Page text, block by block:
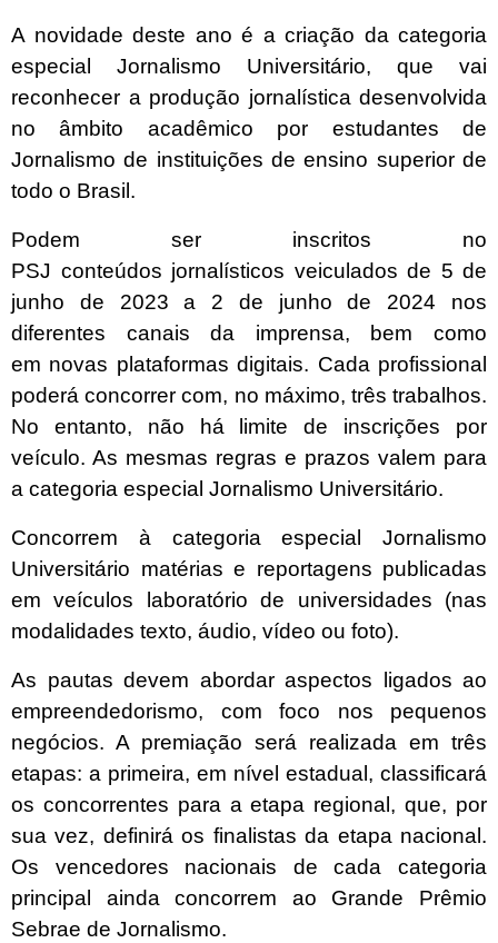
A novidade deste ano é a criação da categoria
especial Jornalismo Universitário, que vai
reconhecer a produção jornalística desenvolvida
no âmbito acadêmico por estudantes de
Jornalismo de instituições de ensino superior de
todo o Brasil.
Podem ser inscritos no
PSJ conteúdos jornalísticos veiculados de 5 de
junho de 2023 a 2 de junho de 2024 nos
diferentes canais da imprensa, bem como
em novas plataformas digitais. Cada profissional
poderá concorrer com, no máximo, três trabalhos.
No entanto, não há limite de inscrições por
veículo. As mesmas regras e prazos valem para
a categoria especial Jornalismo Universitário.
Concorrem à categoria especial Jornalismo
Universitário matérias e reportagens publicadas
em veículos laboratório de universidades (nas
modalidades texto, áudio, vídeo ou foto).
As pautas devem abordar aspectos ligados ao
empreendedorismo, com foco nos pequenos
negócios. A premiação será realizada em três
etapas: a primeira, em nível estadual, classificará
os concorrentes para a etapa regional, que, por
sua vez, definirá os finalistas da etapa nacional.
Os vencedores nacionais de cada categoria
principal ainda concorrem ao Grande Prêmio
Sebrae de Jornalismo.